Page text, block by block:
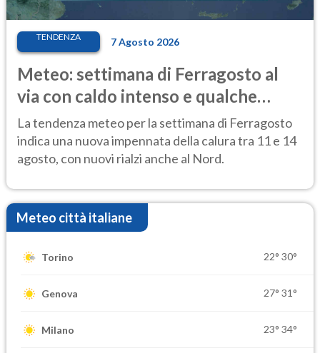
TENDENZA 7 Agosto 2026
Meteo: settimana di Ferragosto al
via con caldo intenso e qualche
temporale
La tendenza meteo per la settimana di Ferragosto
indica una nuova impennata della calura tra 11 e 14
agosto, con nuovi rialzi anche al Nord.
Meteo città italiane
Torino 22° 30°
Genova 27° 31°
Milano 23° 34°